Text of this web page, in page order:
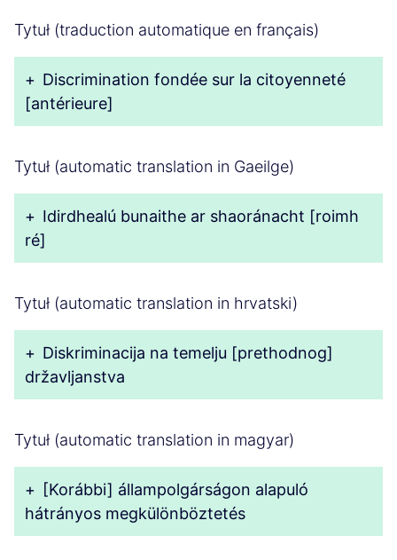
Tytuł (traduction automatique en français)
+ Discrimination fondée sur la citoyenneté
[antérieure]
Tytuł (automatic translation in Gaeilge)
+ Idirdhealú bunaithe ar shaoránacht [roimh
ré]
Tytuł (automatic translation in hrvatski)
+ Diskriminacija na temelju [prethodnog]
državljanstva
Tytuł (automatic translation in magyar)
+ [Korábbi] állampolgárságon alapuló
hátrányos megkülönböztetés